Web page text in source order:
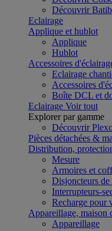
Découvrir
Eclairage
Applique et hublot
Applique
Hublot
Accessoires
Eclairage
Accessoires
Boîte DCL et
Eclairage Voir tout
Explorer par gamme
Découvrir
Pièces détachées &
Distribution,
Mesure
Armoires et
Disjoncteurs de
Interrupteurs-
Recharge pour
Appareillage, maison
Appareillage